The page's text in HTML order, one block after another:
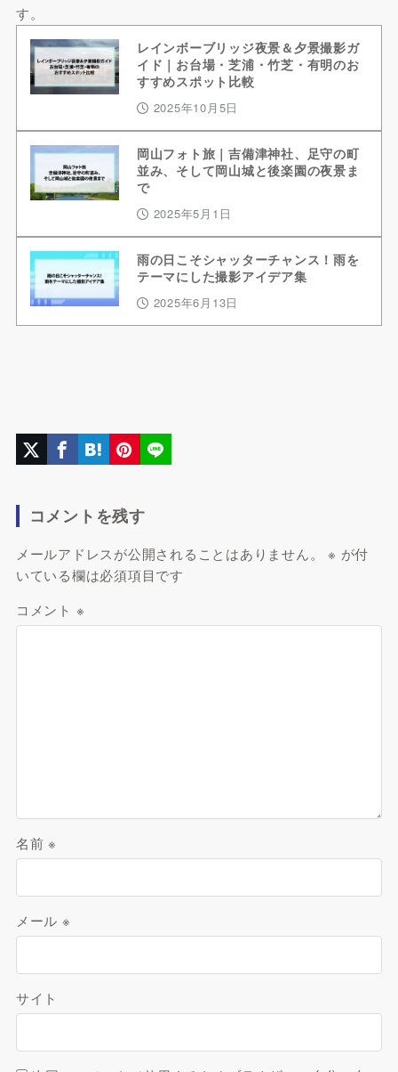
す。
レインボーブリッジ夜景＆夕景撮影ガ
イド｜お台場・芝浦・竹芝・有明のお
すすめスポット比較
2025年10月5日
岡山フォト旅｜吉備津神社、足守の町
並み、そして岡山城と後楽園の夜景ま
で
2025年5月1日
雨の日こそシャッターチャンス！雨を
テーマにした撮影アイデア集
2025年6月13日
コメントを残す
メールアドレスが公開されることはありません。 ※ が付
いている欄は必須項目です
コメント ※
名前※
メール ※
サイト